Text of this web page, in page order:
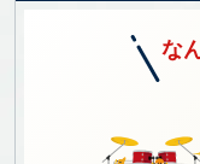
な